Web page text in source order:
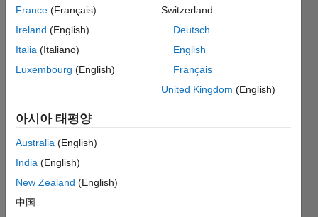
대시보드
통계
All M…
참여
-2
-1 2
3
France (Français)
Ireland (English)
Italia (Italiano)
Luxembourg (English)
Switzerland
Deutsch
English
Français
United Kingdom (English)
아시아 태평양
Australia (English)
India (English)
New Zealand (English)
中国